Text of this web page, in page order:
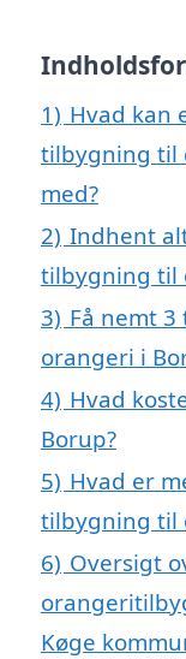
1) Hvad kan
tilbygning til
med?
2) Indhent
tilbygning til
3) Få nemt
orangeri i
4) Hvad
Borup?
5) Hvad er
tilbygning til
6) Oversigt
Køge